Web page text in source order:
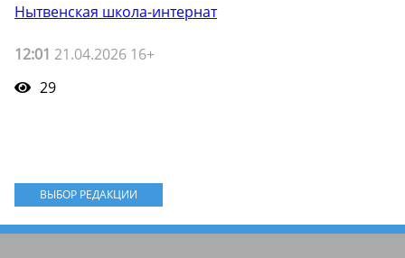
Нытвенская школа-интернат
12:01 21.04.2026 16+
29
ВЫБОР РЕДАКЦИИ